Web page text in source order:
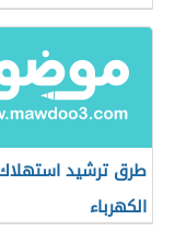
طرق ترشيد
الكهرباء